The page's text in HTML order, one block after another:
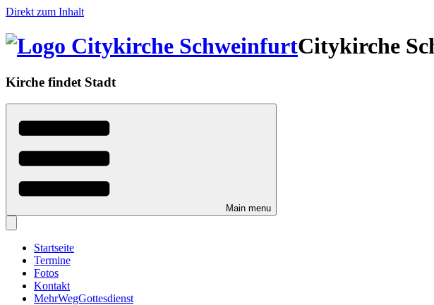
Direkt zum Inhalt
Citykirche
Kirche findet Stadt
Main menu
Startseite
Termine
Fotos
Kontakt
MehrWegGottesdienst